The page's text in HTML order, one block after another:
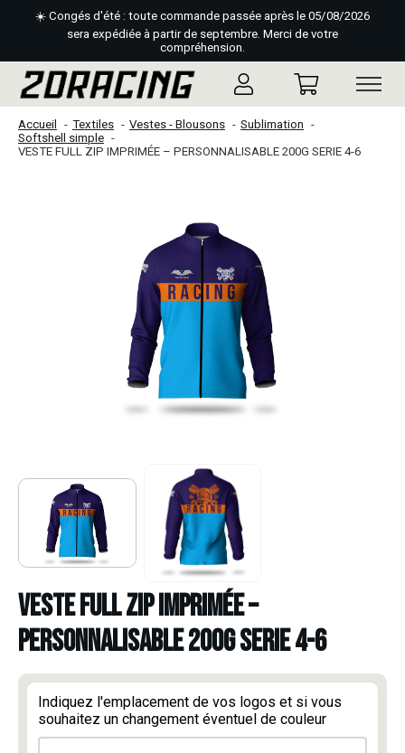
☀️ Congés d'été : toute commande passée après le 05/08/2026
sera expédiée à partir de septembre. Merci de votre
compréhension.
Accueil Textiles Vestes - Blousons
Sublimation
Softshell simple
VESTE FULL ZIP IMPRIMÉE – PERSONNALISABLE 200G SERIE 4-6
VESTE FULL ZIP IMPRIMÉE –
PERSONNALISABLE 200G SERIE 4-6
Indiquez l'emplacement de vos logos et si vous
souhaitez un changement éventuel de couleur